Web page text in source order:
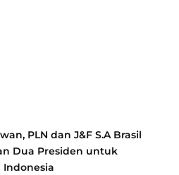
PLN dan J&F S.A Brasil
Dua Presiden untuk
Indonesia